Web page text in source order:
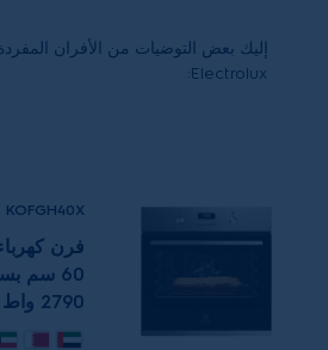
إليك بعض التوضيات من الأفران
Electrolux
:
KOFGH40X
فرن
2790 واط